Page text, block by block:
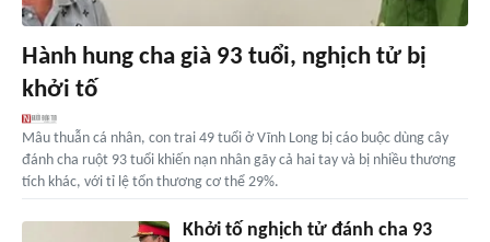
Hành hung cha già 93 tuổi, nghịch tử bị
khởi tố
Mâu thuẫn cá nhân, con trai 49 tuổi ở Vĩnh Long bị cáo buộc dùng cây
đánh cha ruột 93 tuổi khiến nạn nhân gãy cả hai tay và bị nhiều thương
tích khác, với tỉ lệ tổn thương cơ thể 29%.
Khởi tố nghịch tử đánh cha 93